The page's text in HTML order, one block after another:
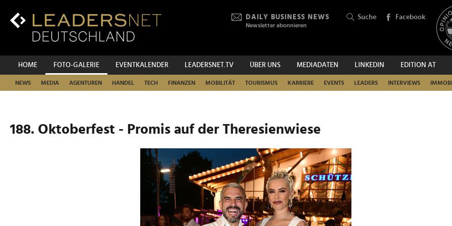
Inhalt
Hauptnavigation
DAILY BUSINESS NEWS
Newsletter abonnieren
Suche Facebook
HOME FOTO-GALERIE EVENTKALENDER LEADERSNET.TV ÜBER UNS MEDIADATEN LINKEDIN EDITION AT
NEWS MEDIA AGENTUREN HANDEL TECH FINANZEN MOBILITÄT TOURISMUS KARRIERE EVENTS LEADERS INTERVIEWS
SUCHEN
188. Oktoberfest - Promis auf der Theresienwiese